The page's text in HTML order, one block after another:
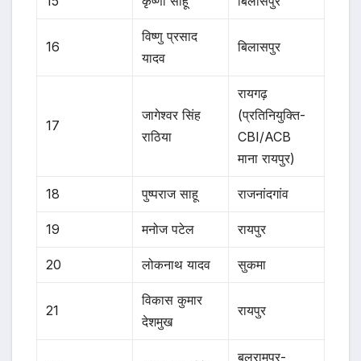
16
विष्णु प्रसाद
यादव
बिलासपुर
17
जागेश्वर सिंह
राठिया
रायगढ़
(प्रतिनियुक्ति-
CBI/ACB
माना रायपुर)
18 पुष्पराज साहू राजनांदगांव
19 मनोज पटेल रायपुर
20 लोकनाथ यादव सुकमा
21
विकास कुमार
देशमुख
रायपुर
बलरामपुर-